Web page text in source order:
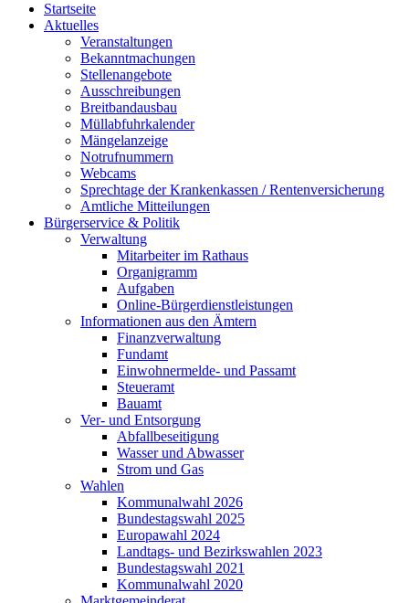
Startseite
Aktuelles
Veranstaltungen
Bekanntmachungen
Stellenangebote
Ausschreibungen
Breitbandausbau
Müllabfuhrkalender
Mängelanzeige
Notrufnummern
Webcams
Sprechtage der Krankenkassen / Rentenversicherung
Amtliche Mitteilungen
Bürgerservice & Politik
Verwaltung
Mitarbeiter im Rathaus
Organigramm
Aufgaben
Online-Bürgerdienstleistungen
Informationen aus den Ämtern
Finanzverwaltung
Fundamt
Einwohnermelde- und Passamt
Steueramt
Bauamt
Ver- und Entsorgung
Abfallbeseitigung
Wasser und Abwasser
Strom und Gas
Wahlen
Kommunalwahl 2026
Bundestagswahl 2025
Europawahl 2024
Landtags- und Bezirkswahlen 2023
Bundestagswahl 2021
Kommunalwahl 2020